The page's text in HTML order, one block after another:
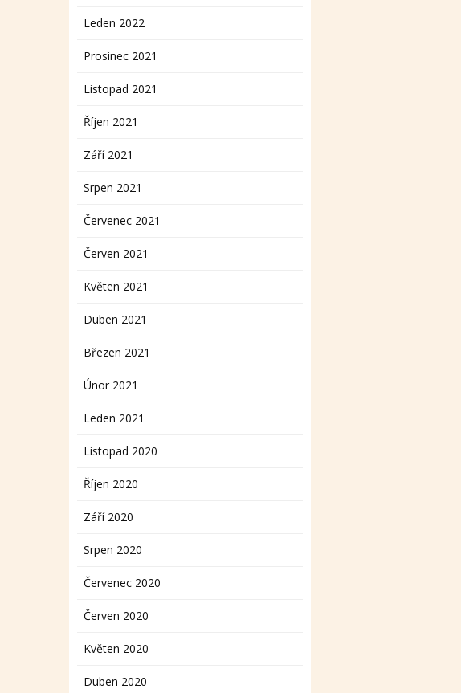
Leden 2022
Prosinec 2021
Listopad 2021
Říjen 2021
Září 2021
Srpen 2021
Červenec 2021
Červen 2021
Květen 2021
Duben 2021
Březen 2021
Únor 2021
Leden 2021
Listopad 2020
Říjen 2020
Září 2020
Srpen 2020
Červenec 2020
Červen 2020
Květen 2020
Duben 2020